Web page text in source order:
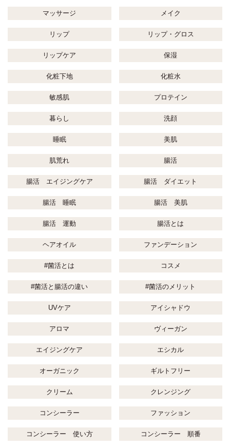
マッサージ メイク
リップ リップ・グロス
リップケア 保湿
化粧下地 化粧水
敏感肌 プロテイン
暮らし 洗顔
睡眠 美肌
肌荒れ 腸活
腸活 エイジングケア 腸活 ダイエット
腸活 睡眠 腸活 美肌
腸活 運動 腸活とは
ヘアオイル ファンデーション
#菌活とは コスメ
#菌活と腸活の違い #菌活のメリット
UVケア アイシャドウ
アロマ ヴィーガン
エイジングケア エシカル
オーガニック ギルトフリー
クリーム クレンジング
コンシーラー ファッション
コンシーラー 使い方 コンシーラー 順番